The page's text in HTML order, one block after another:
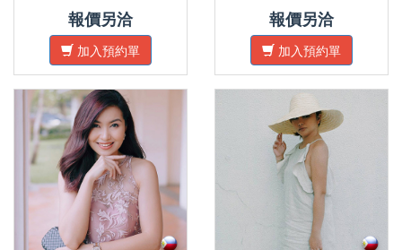
報價另洽
加入預約單
報價另洽
加入預約單